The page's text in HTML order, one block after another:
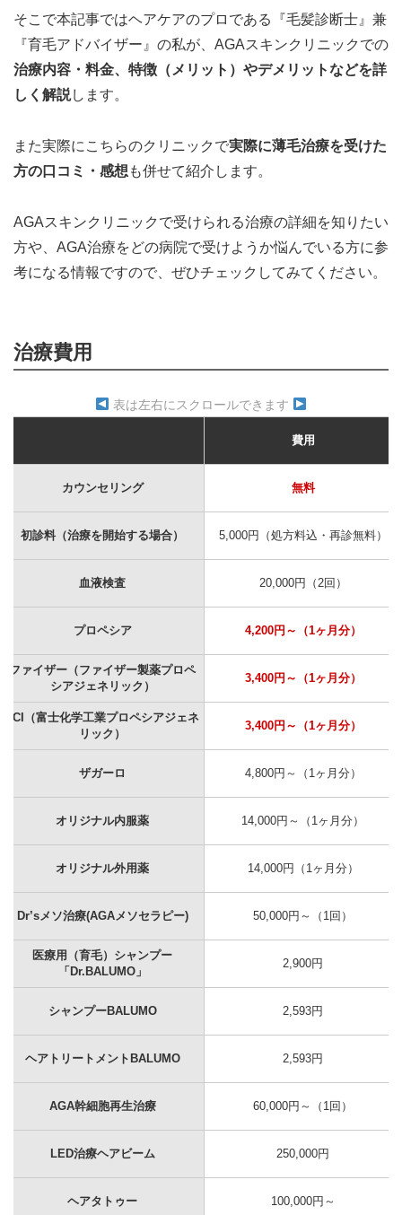
そこで本記事ではヘアケアのプロである『毛髪診断士』兼
『育毛アドバイザー』の私が、AGAスキンクリニックでの
治療内容・料金、特徴（メリット）やデメリットなどを詳
しく解説します。
また実際にこちらのクリニックで実際に薄毛治療を受けた
方の口コミ・感想 も併せて紹介します。
AGAスキンクリニックで受けられる治療の詳細を知りたい
方や、AGA治療をどの病院で受けようか悩んでいる方に参
考になる情報ですので、ぜひチェックしてみてください。
治療費用
表は左右にスクロールできます
費用
カウンセリング 無料
初診料（治療を開始する場合） 5,000円（処方料込・再診無料）
血液検査 20,000円（2回）
プロペシア 4,200円～（1ヶ月分）
ファイザー（ファイザー製薬プロペ
シアジェネリック）
3,400円～（1ヶ月分）
FCI（富士化学工業プロペシアジェネ
リック）
3,400円～（1ヶ月分）
ザガーロ 4,800円～（1ヶ月分）
オリジナル内服薬 14,000円～（1ヶ月分）
オリジナル外用薬 14,000円（1ヶ月分）
Dr’sメソ治療(AGAメソセラピー) 50,000円～（1回）
医療用（育毛）シャンプー
「Dr.BALUMO」
2,900円
シャンプーBALUMO 2,593円
ヘアトリートメントBALUMO 2,593円
AGA幹細胞再生治療 60,000円～（1回）
LED治療ヘアビーム 250,000円
ヘアタトゥー 100,000円～